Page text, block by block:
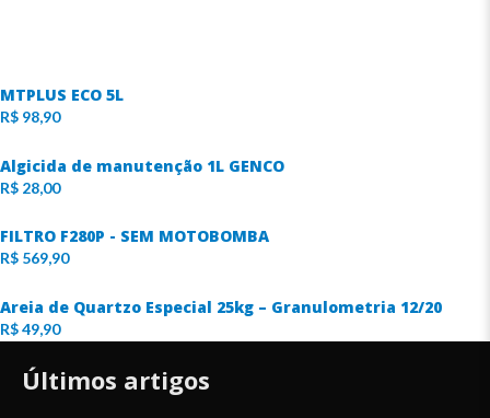
MTPLUS ECO 5L
R$ 98,90
Algicida de manutenção 1L GENCO
R$ 28,00
FILTRO F280P - SEM MOTOBOMBA
R$ 569,90
Areia de Quartzo Especial 25kg – Granulometria 12/20
R$49,90
Últimos artigos